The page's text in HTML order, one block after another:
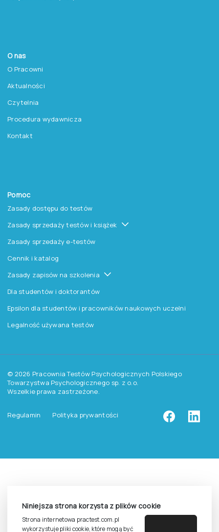
Niniejsza strona korzysta z plików cookie
Strona internetowa practest.com.pl
wykorzystuje pliki cookie, które mogą być
Produkty
Testy
Platforma Epsilon
Szkolenia
Książki i inne artykuły
O nas
O Pracowni
Aktualności
Czytelnia
Procedura wydawnicza
Kontakt
Zasady sprzedaży e-testów
Cennik i katalog
Zasady zapisów na szkolenia
Pracownia Testów Psychologicznych Polskiego
Towarzystwa Psychologicznego sp. z o.o.
Wszelkie prawa zastrzeżone.